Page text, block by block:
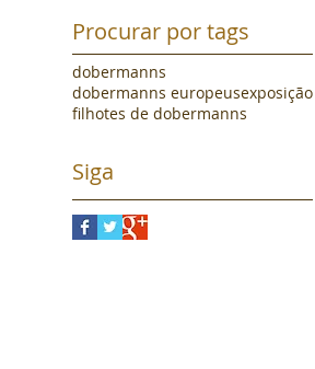
Procurar por tags
dobermanns
dobermanns europeusexposição
filhotes de dobermanns
Siga